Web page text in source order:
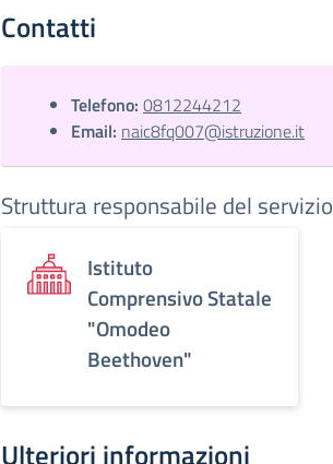
Contatti
Telefono: 0812244212
Email: naic8fq007@istruzione.it
Struttura responsabile del servizio
Istituto
Comprensivo Statale
"Omodeo
Beethoven"
Ulteriori informazioni